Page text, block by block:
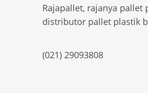
Rajapallet, rajanya pallet
distributor pallet plastik
(021) 29093808